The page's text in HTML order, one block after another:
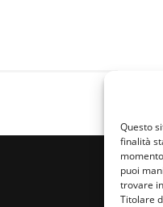
Questo
finalità
puoi
trovare
Titolare